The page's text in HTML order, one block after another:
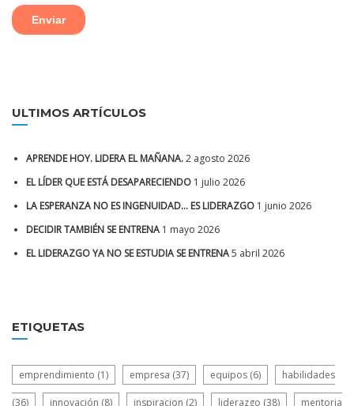
ULTIMOS ARTÍCULOS
APRENDE HOY. LIDERA EL MAÑANA.2 agosto 2026
EL LÍDER QUE ESTÁ DESAPARECIENDO 1 julio 2026
LA ESPERANZA NO ES INGENUIDAD… ES LIDERAZGO 1 junio 2026
DECIDIR TAMBIÉN SE ENTRENA 1 mayo 2026
EL LIDERAZGO YA NO SE ESTUDIA SE ENTRENA5 abril 2026
ETIQUETAS
emprendimiento (1) empresa (37) equipos (6) habilidades
(36) innovación (8) inspiracion (2) liderazgo (38) mentoria